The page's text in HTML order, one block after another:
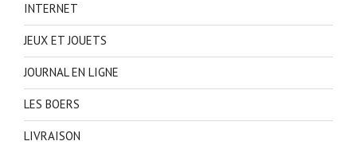
INTERNET
JEUX ET JOUETS
JOURNAL EN LIGNE
LES BOERS
LIVRAISON